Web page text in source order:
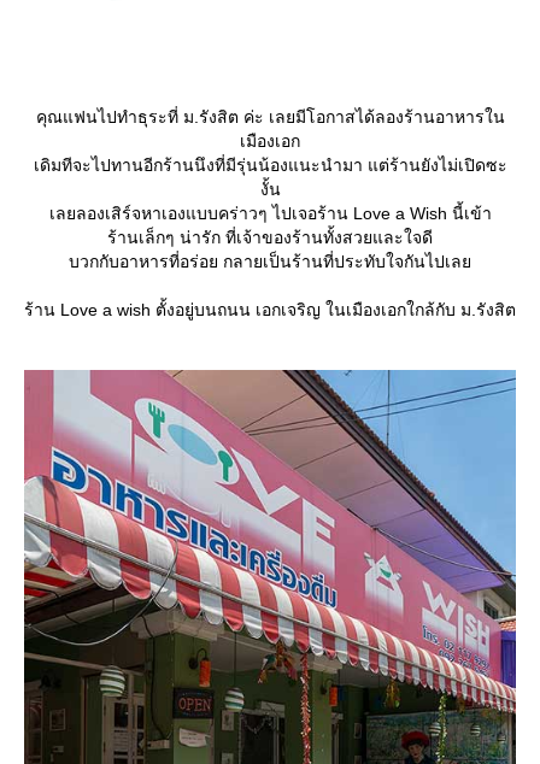
คุณแฟนไปทำธุระที่ ม.รังสิต ค่ะ เลยมีโอกาสได้ลองร้านอาหารใน
เมืองเอก
เดิมทีจะไปทานอีกร้านนึงที่มีรุ่นน้องแนะนำมา แต่ร้านยังไม่เปิดซะ
งั้น
เลยลองเสิร์จหาเองแบบคร่าวๆ ไปเจอร้าน Love a Wish นี้เข้า
ร้านเล็กๆ น่ารัก ที่เจ้าของร้านทั้งสวยและใจดี
บวกกับอาหารที่อร่อย กลายเป็นร้านที่ประทับใจกันไปเล
ร้าน Love a wish ตั้งอยู่บนถนน เอกเจริญ ในเมืองเอกใกล้กับ ม.รังสิต